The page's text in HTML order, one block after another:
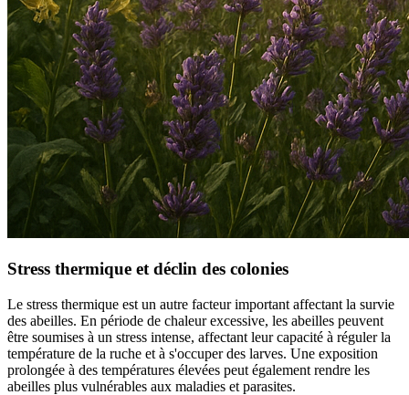
Stress thermique et déclin des colonies
Le stress thermique est un autre facteur important affectant la survie
des abeilles. En période de chaleur excessive, les abeilles peuvent
être soumises à un stress intense, affectant leur capacité à réguler la
température de la ruche et à s'occuper des larves. Une exposition
prolongée à des températures élevées peut également rendre les
abeilles plus vulnérables aux maladies et parasites.